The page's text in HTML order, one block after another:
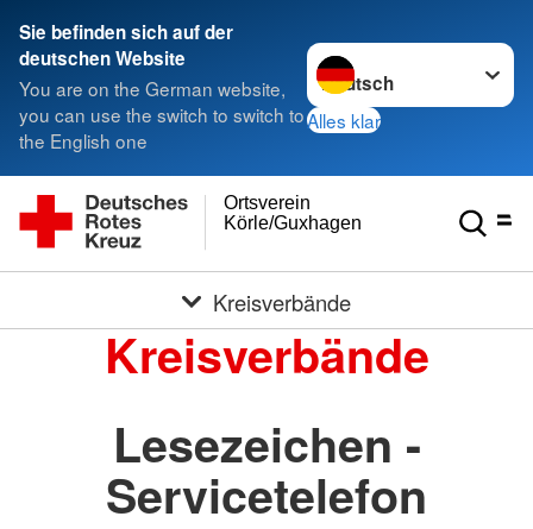
Sie befinden sich auf der
deutschen Website
You are on the German website,
you can use the switch to switch to
the English one
Sprache wechseln zu
Alles klar
Körle/Guxhagen
Ortsverein
Kreisverbände
Kreisverbände
Lesezeichen -
Servicetelefon